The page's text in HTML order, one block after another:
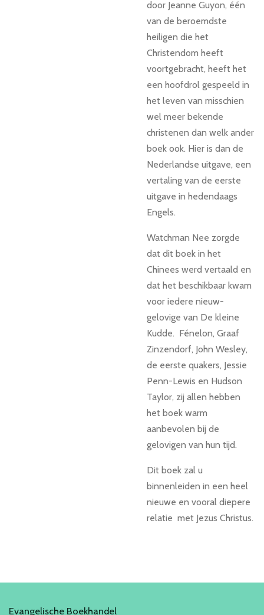
door Jeanne Guyon, één
van de beroemdste
heiligen die het
Christendom heeft
voortgebracht, heeft het
een hoofdrol gespeeld in
het leven van misschien
wel meer bekende
christenen dan welk ander
boek ook. Hier is dan de
Nederlandse uitgave, een
vertaling van de eerste
uitgave in hedendaags
Engels.
Watchman Nee zorgde
dat dit boek in het
Chinees werd vertaald en
dat het beschikbaar kwam
voor iedere nieuw-
gelovige van De kleine
Kudde. Fénelon, Graaf
Zinzendorf, John Wesley,
de eerste quakers, Jessie
Penn-Lewis en Hudson
Taylor, zij allen hebben
het boek warm
aanbevolen bij de
gelovigen van hun tijd.
Dit boek zal u
binnenleiden in een heel
nieuwe en vooral diepere
relatie met Jezus Christus.
Evangelische Boekhandel